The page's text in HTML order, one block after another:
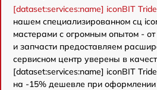
[dataset:services:name] iconBIT
нашем специализированном сц
мастерами с огромным опытом -
и запчасти предоставляем
сервисном центр уверены в
[dataset:services:name] iconBIT
на -15% дешевле при оформлении